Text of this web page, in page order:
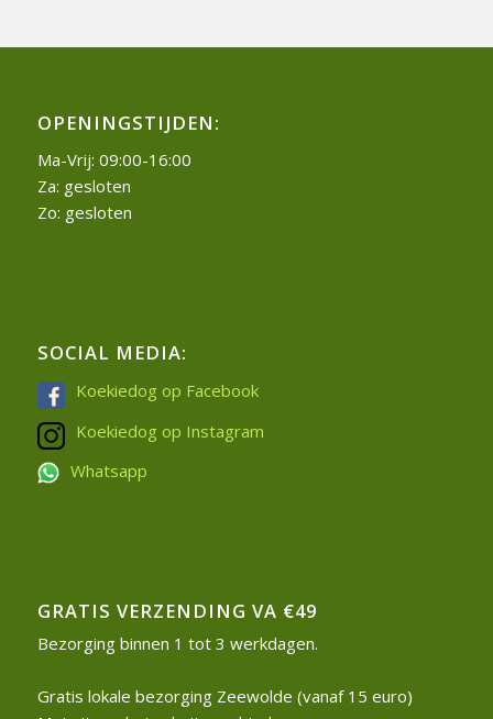
OPENINGSTIJDEN:
Ma-Vrij: 09:00-16:00
Za: gesloten
Zo: gesloten
SOCIAL MEDIA:
Koekiedog op Facebook
Koekiedog op Instagram
Whatsapp
GRATIS VERZENDING VA €49
Bezorging binnen 1 tot 3 werkdagen.
Gratis lokale bezorging Zeewolde (vanaf 15 euro)